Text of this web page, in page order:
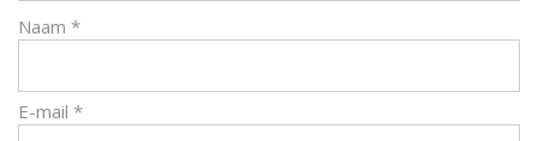
Naam *
E-mail *